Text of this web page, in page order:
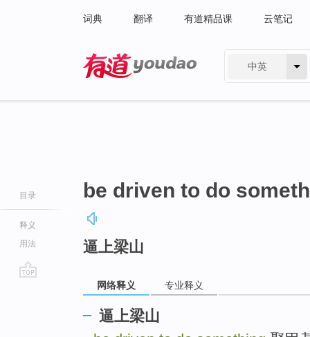
词典 翻译 有道精品课 云笔记
中英
目录
释义
用法
be driven to do
逼上梁山
网络释义 专业释义
逼上梁山